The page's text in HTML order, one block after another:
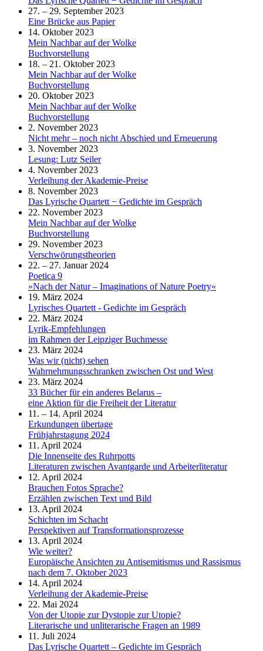
27. – 29. September 2023
Eine Brücke aus Papier
14. Oktober 2023
Mein Nachbar auf der Wolke
Buchvorstellung
18. – 21. Oktober 2023
Mein Nachbar auf der Wolke
Buchvorstellung
20. Oktober 2023
Mein Nachbar auf der Wolke
Buchvorstellung
2. November 2023
Nicht mehr – noch nicht Abschied und Erneuerung
3. November 2023
Lesung: Lutz Seiler
4. November 2023
Verleihung der Akademie-Preise
8. November 2023
Das Lyrische Quartett − Gedichte im Gespräch
22. November 2023
Mein Nachbar auf der Wolke
Buchvorstellung
29. November 2023
Verschwörungstheorien
22. – 27. Januar 2024
Poetica 9
»Nach der Natur – Imaginations of Nature Poetry«
19. März 2024
Lyrisches Quartett - Gedichte im Gespräch
22. März 2024
Lyrik-Empfehlungen
im Rahmen der Leipziger Buchmesse
23. März 2024
Was wir (nicht) sehen
Wahrnehmungsschranken zwischen Ost und West
23. März 2024
33 Bücher für ein anderes Belarus –
eine Aktion für die Freiheit der Literatur
11. – 14. April 2024
Erkundungen übertage
Frühjahrstagung 2024
11. April 2024
Die Innenseite des Ruhrpotts
Literaturen zwischen Avantgarde und Arbeiterliteratur
12. April 2024
Brauchen Fotos Sprache?
Erzählen zwischen Text und Bild
13. April 2024
Schichten im Schacht
Perspektiven auf Transformationsprozesse
13. April 2024
Wie weiter?
Europäische Ansichten zu Antisemitismus und Rassismus
nach dem 7. Oktober 2023
14. April 2024
Verleihung der Akademie-Preise
22. Mai 2024
Von der Utopie zur Dystopie zur Utopie?
Literarische und unliterarische Fragen an 1989
11. Juli 2024
Das Lyrische Quartett – Gedichte im Gespräch